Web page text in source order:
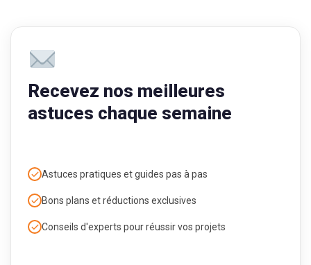
Recevez nos meilleures
astuces chaque semaine
Astuces pratiques et guides pas à pas
Bons plans et réductions exclusives
Conseils d'experts pour réussir vos projets